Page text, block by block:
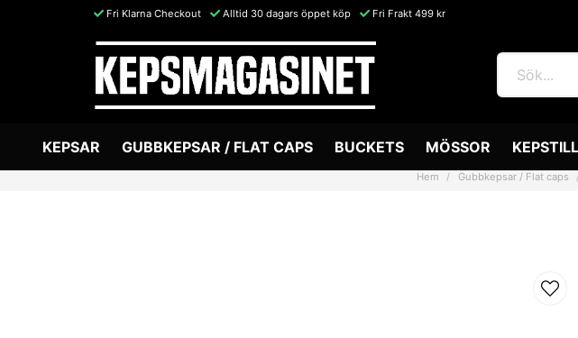
Fri Klarna Checkout Alltid 30 dagars öppet köp Fri Frakt 499 kr
KEPSAR GUBBKEPSAR / FLAT CAPS BUCKETS MÖSSOR
Hem Gubbkepsar / Flat caps